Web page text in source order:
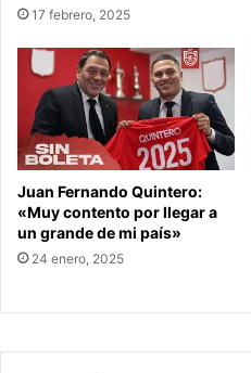
17 febrero, 2025
Juan Fernando Quintero:
«Muy contento por llegar a
un grande de mi país»
24 enero, 2025